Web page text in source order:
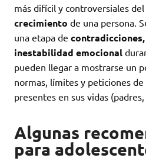
más difícil y controversiales del
crecimiento de una persona.
una etapa de
inestabilidad emocional
pueden llegar a mostrarse un
normas, límites y peticiones
presentes en sus vidas
Algunas
para